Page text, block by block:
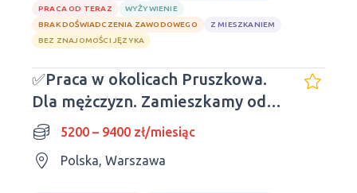
PRACA OD TERAZ
WYŻYWIENIE
BRAK DOŚWIADCZENIA ZAWODOWEGO
Z MIESZKANIEM
BEZ ZNAJOMOŚCI JĘZYKA
✅Praca w okolicach Pruszkowa.
Dla mężczyzn. Zamieszkamy od
zaraz.5200 – 9400 zł/miesiąc
Polska, Warszawa